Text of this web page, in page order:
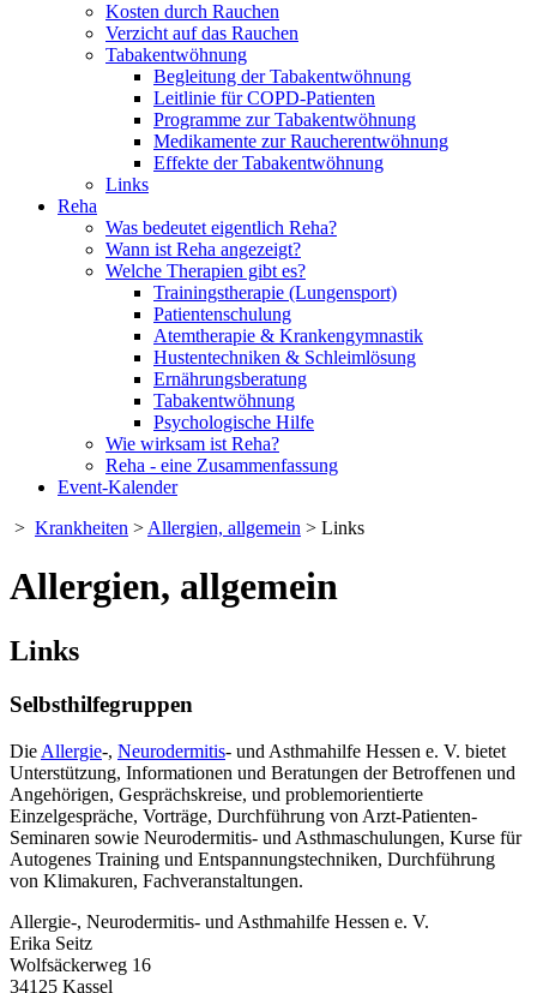
Kosten durch Rauchen
Verzicht auf das Rauchen
Tabakentwöhnung
Begleitung der Tabakentwöhnung
Leitlinie für COPD-Patienten
Programme zur Tabakentwöhnung
Medikamente zur Raucherentwöhnung
Effekte der Tabakentwöhnung
Links
Reha
Was bedeutet eigentlich Reha?
Wann ist Reha angezeigt?
Welche Therapien gibt es?
Trainingstherapie (Lungensport)
Patientenschulung
Atemtherapie & Krankengymnastik
Hustentechniken & Schleimlösung
Ernährungsberatung
Tabakentwöhnung
Psychologische Hilfe
Wie wirksam ist Reha?
Reha - eine Zusammenfassung
Event-Kalender
> Krankheiten > Allergien, allgemein > Links
Allergien, allgemein
Links
Selbsthilfegruppen
Die Allergie-, Neurodermitis- und Asthmahilfe Hessen e. V. bietet
Unterstützung, Informationen und Beratungen der Betroffenen und
Angehörigen, Gesprächskreise, und problemorientierte
Einzelgespräche, Vorträge, Durchführung von Arzt-Patienten-
Seminaren sowie Neurodermitis- und Asthmaschulungen, Kurse für
Autogenes Training und Entspannungstechniken, Durchführung
von Klimakuren, Fachveranstaltungen.
Allergie-, Neurodermitis- und Asthmahilfe Hessen e. V.
Erika Seitz
Wolfsäckerweg 16
34125 Kassel